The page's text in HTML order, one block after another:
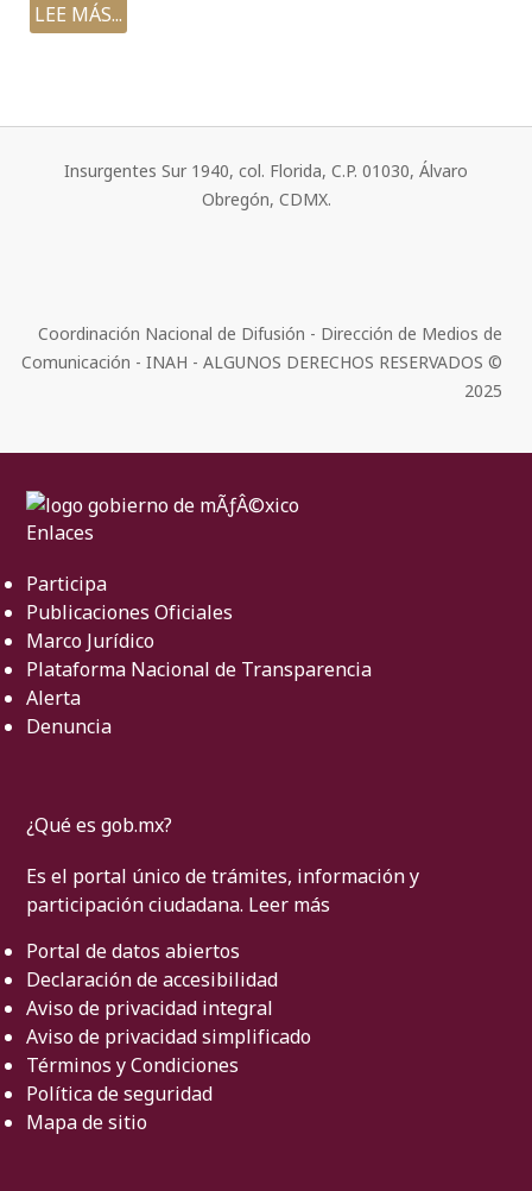
LEE MÁS...
Insurgentes Sur 1940, col. Florida, C.P. 01030, Álvaro
Obregón, CDMX.
Coordinación Nacional de Difusión - Dirección de Medios de
Comunicación - INAH - ALGUNOS DERECHOS RESERVADOS ©
2025
Enlaces
Participa
Publicaciones Oficiales
Marco Jurídico
Plataforma Nacional de Transparencia
Alerta
Denuncia
¿Qué es gob.mx?
Es el portal único de trámites, información y
participación ciudadana. Leer más
Portal de datos abiertos
Declaración de accesibilidad
Aviso de privacidad integral
Aviso de privacidad simplificado
Términos y Condiciones
Política de seguridad
Mapa de sitio